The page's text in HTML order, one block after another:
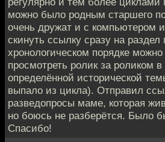
можно было родным старшего
очень дружат и с компьютером
скинуть ссылку сразу на раздел
хронологическом порядке
просмотреть ролик за роликом
определённой исторической
выпало из цикла). Отправил
разведопросы маме, которая
но боюсь не разберётся. Было
Спасибо!